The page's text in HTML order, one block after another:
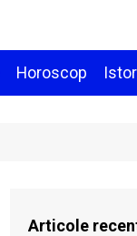
Horoscop
Articole